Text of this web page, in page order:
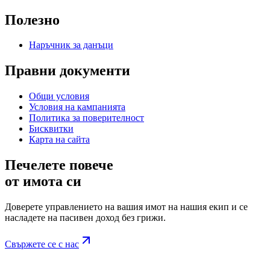
Полезно
Наръчник за данъци
Правни документи
Общи условия
Условия на кампанията
Политика за поверителност
Бисквитки
Карта на сайта
Печелете повече
от имота си
Доверете управлението на вашия имот на нашия екип и се
насладете на пасивен доход без грижи.
Свържете се с нас